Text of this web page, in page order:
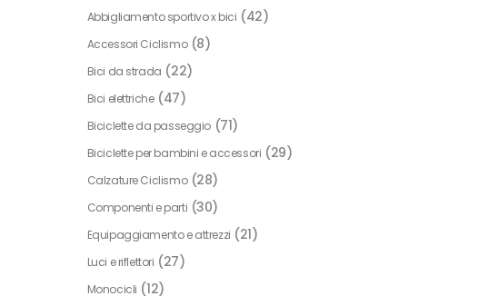
Abbigliamento sportivo x bici (42)
Accessori Ciclismo (8)
Bici da strada (22)
Bici elettriche (47)
Biciclette da passeggio (71)
Biciclette per bambini e accessori (29)
Calzature Ciclismo (28)
Componenti e parti (30)
Equipaggiamento e attrezzi (21)
Luci e riflettori (27)
Monocicli (12)